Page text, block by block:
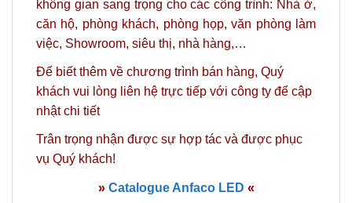
không gian sang trọng chocác công trình: Nhà ở,
căn hộ, phòng khách, phòng họp, văn phòng làm
việc, Showroom, siêu thị, nhà hàng,…
Để biết thêm về chương trình bán hàng, Quý
khách vui lòng liên hệ trực tiếp với công ty để cập
nhật chi tiết
Trân trọng nhận được sự hợp tác và được phục
vụ Quý khách!
» Catalogue Anfaco LED «